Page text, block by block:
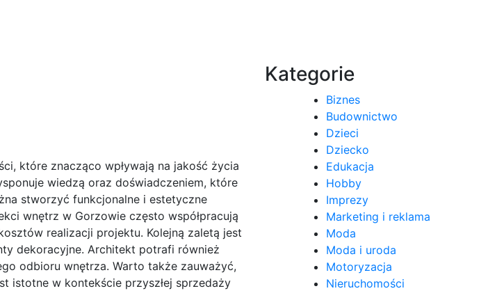
które znacząco wpływają na jakość życia
wiedzą oraz doświadczeniem, które
stworzyć funkcjonalne i estetyczne
wnętrz w Gorzowie często współpracują
realizacji projektu. Kolejną zaletą jest
dekoracyjne. Architekt potrafi również
odbioru wnętrza. Warto także zauważyć,
istotne w kontekście przyszłej sprzedaży
Kategorie
Biznes
Budownictwo
Dzieci
Dziecko
Edukacja
Hobby
Imprezy
Marketing i reklama
Moda
Moda i uroda
Motoryzacja
Nieruchomości